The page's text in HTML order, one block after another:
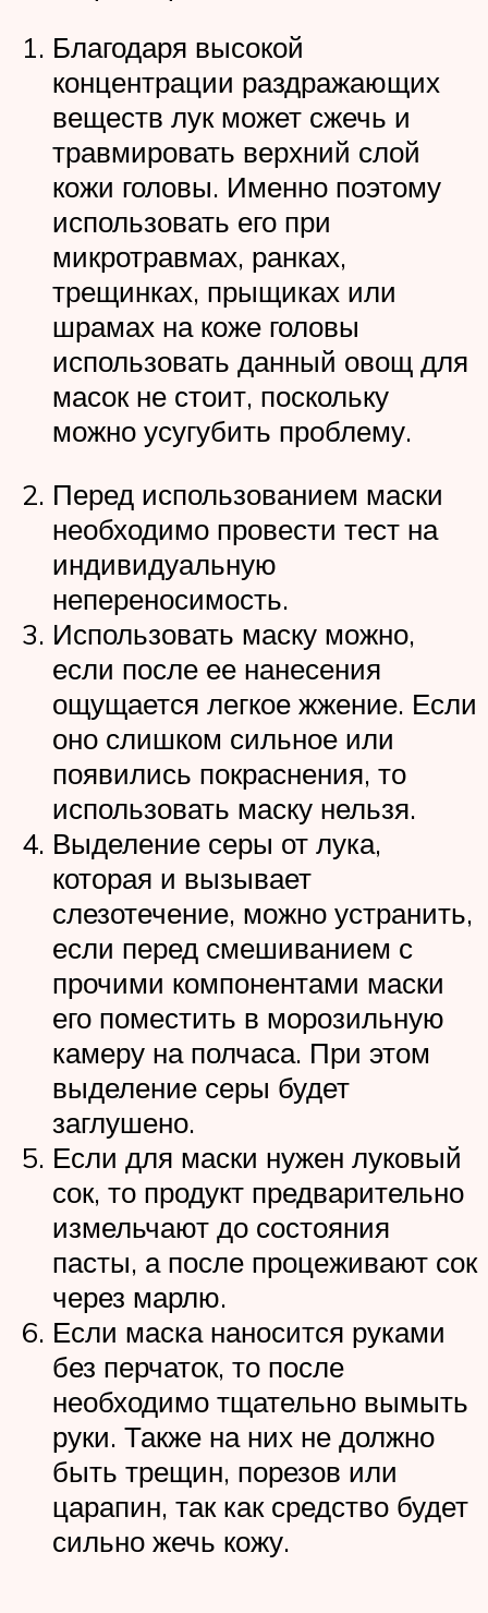
Благодаря высокой
концентрации раздражающих
веществ лук может сжечь и
травмировать верхний слой
кожи головы. Именно поэтому
использовать его при
микротравмах, ранках,
трещинках, прыщиках или
шрамах на коже головы
использовать данный овощ для
масок не стоит, поскольку
можно усугубить проблему.
Перед использованием маски
необходимо провести тест на
индивидуальную
непереносимость.
Использовать маску можно,
если после ее нанесения
ощущается легкое жжение. Если
оно слишком сильное или
появились покраснения, то
использовать маску нельзя.
Выделение серы от лука,
которая и вызывает
слезотечение, можно устранить,
если перед смешиванием с
прочими компонентами маски
его поместить в морозильную
камеру на полчаса. При этом
выделение серы будет
заглушено.
Если для маски нужен луковый
сок, то продукт предварительно
измельчают до состояния
пасты, а после процеживают сок
через марлю.
Если маска наносится руками
без перчаток, то после
необходимо тщательно вымыть
руки. Также на них не должно
быть трещин, порезов или
царапин, так как средство будет
сильно жечь кожу.